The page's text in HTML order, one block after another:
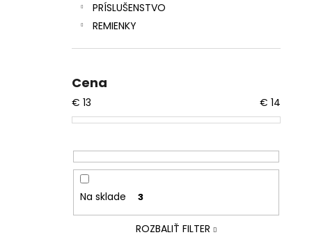
PRÍSLUŠENSTVO
REMIENKY
Cena
€ 13 € 14
Na sklade 3
ROZBALIŤ FILTER